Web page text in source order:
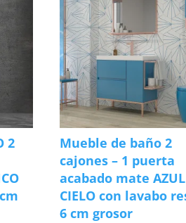
2
Mueble de baño 2
cajones – 1 puerta
acabado mate AZUL
CIELO con lavabo
6 cm grosor